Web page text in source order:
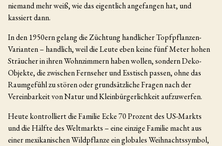
niemand mehr weiß, wie das eigentlich angefangen hat, und
kassiert dann.
In den 1950ern gelang die Züchtung handlicher Topfpflanzen-
Varianten – handlich, weil die Leute eben keine fünf Meter hohen
Sträucher in ihren Wohnzimmern haben wollen, sondern Deko-
Objekte, die zwischen Fernseher und Esstisch passen, ohne das
Raumgefühl zu stören oder grundsätzliche Fragen nach der
Vereinbarkeit von Natur und Kleinbürgerlichkeit aufzuwerfen.
Heute kontrolliert die Familie Ecke 70 Prozent des US-Markts
und die Hälfte des Weltmarkts – eine einzige Familie macht aus
einer mexikanischen Wildpflanze ein globales Weihnachtssymbol,